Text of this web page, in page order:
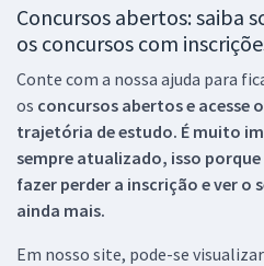
Concursos abertos: saiba
os concursos com
Conte com a nossa ajuda para
os concursos abertos e acesse
trajetória de estudo. É muito
sempre atualizado, isso
fazer perder a inscrição e ver o
ainda mais.
Em nosso site, pode-se